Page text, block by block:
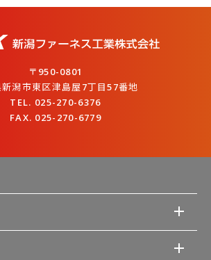
〒950-0801
潟市東区津島屋7丁目57番地
TEL. 025-270-6376
FAX. 025-270-6779